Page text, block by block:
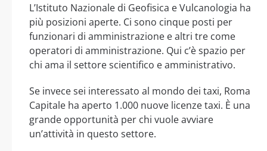
L’Istituto Nazionale di Geofisica e Vulcanologia ha
più posizioni aperte. Ci sono cinque posti per
funzionari di amministrazione e altri tre come
operatori di amministrazione. Qui c’è spazio per
chi ama il settore scientifico e amministrativo.
Se invece sei interessato al mondo dei taxi, Roma
Capitale ha aperto 1.000 nuove licenze taxi. È una
grande opportunità per chi vuole avviare
un’attività in questo settore.